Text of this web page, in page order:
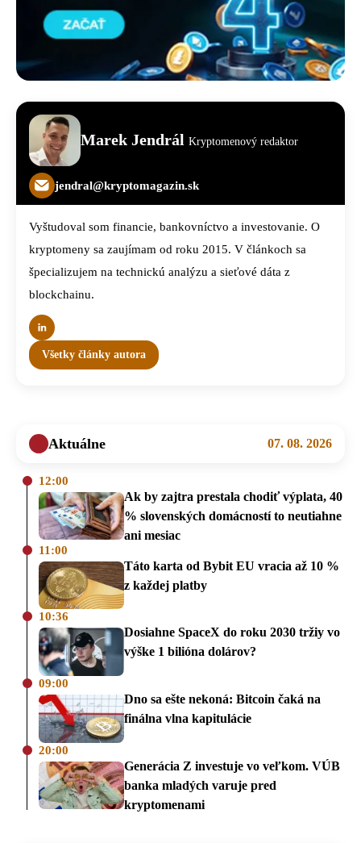
Marek Jendrál Kryptomenový redaktor
jendral@kryptomagazin.sk
Vyštudoval som financie, bankovníctvo a investovanie. O
kryptomeny sa zaujímam od roku 2015. V článkoch sa
špecializujem na technickú analýzu a sieťové dáta z
blockchainu.
Všetky články autora
Aktuálne 07. 08. 2026
12:00
Ak by zajtra prestala chodiť výplata, 40
% slovenských domácností to neutiahne
ani mesiac
11:00
Táto karta od Bybit EU vracia až 10 %
z každej platby
10:36
Dosiahne SpaceX do roku 2030 tržiy vo
výške 1 bilióna dolárov?
09:00
Dno sa ešte nekoná: Bitcoin čaká na
finálna vlna kapitulácie
20:00
Generácia Z investuje vo veľkom. VÚB
banka mladých varuje pred
kryptomenami